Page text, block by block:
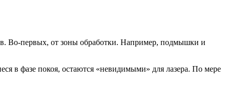
Во-первых, от зоны обработки. Например, подмышки и
в фазе покоя, остаются «невидимыми» для лазера. По мере